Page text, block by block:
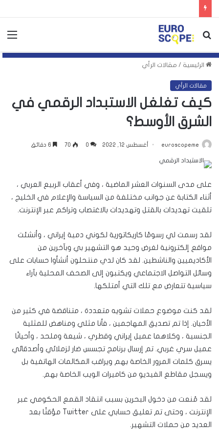
بحث
الرئيسية / مقالات الرأي
مقالات الرأي
كيف تغلغل الاستبداد الرقمي في
الشرق الأوسط؟
euroscopeme أغسطس 12, 2022 0
70
على مدى السنوات العشر الماضية ، وفي أعقاب الربيع العربي ،
أثناء الكتابة عن جوانب مختلفة من السياسة والإعلام في الخليج ،
تلقيت تهديدات بالقتل وتهديدات بالاغتصاب وتراكم عبر الإنترنت.
لقد رسمت لي رسومًا كاريكاتورية لكوني دمية إيراني ، وأنشئت
مواقع إلكترونية لغرض وحيد هو التشهير بي وبآخرين من
الأكاديميين والناشطين. لقد كان لدي منتحلون أنشأوا حسابات على
وسائل التواصل الاجتماعي ويكتبون إلى الصحف المحلية بآراء
سياسية تتعارض مع تلك التي أمتلكها.
لقد كنت موضوع حملات تشويه متعددة ، متناقضة في كثير من
الأحيان. إذا تم تصديق المهاجمين ، فأنا مثلي ومناهض للمثلية
الجنسية ، وكلاهما عميل إيراني وقطري ، شيعة وملحد ، وأحيانًا
عميل سري غربي. تم إرسال برنامج تجسس ضار لزملائي وأصدقائي
يسرق كلمات المرور الخاصة بهم ويراقب المكالمات الهاتفية بل
ويسجل مقاطع الفيديو من كاميرات الويب الخاصة بهم.
لقد مُنعت من دخول البحرين بسبب انتقاد القمع الحكومي عبر
الإنترنت ، وحتى تم تعليق حسابي على Twitter مؤقتًا بعد
العديد من حملات التشهير.